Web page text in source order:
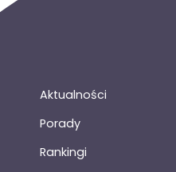
Aktualności
Porady
Rankingi